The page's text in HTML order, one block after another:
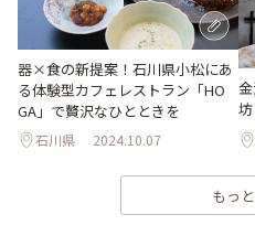
器×食の新提案！石川県小松にあ
る体験型カフェレストラン「HO
GA」で贅沢なひとときを
石川県 2024.10.07
もっ